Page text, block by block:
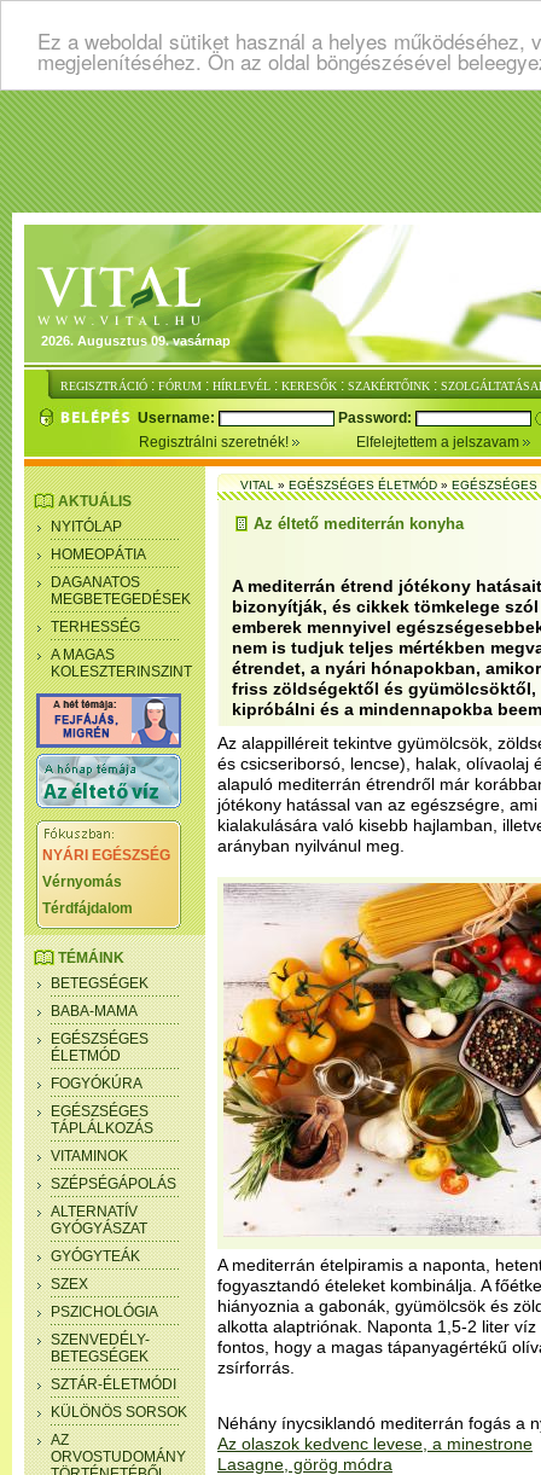
Ez a weboldal sütiket használ a helyes
megjelenítéséhez. Ön az oldal böngészésével
2026. Augusztus 09. vasárnap
REGISZTRÁCIÓ : FÓRUM : HÍRLEVÉL : KERESŐK : SZAKÉRTŐINK :
Username:
Password:
Regisztrálni szeretnék!
Elfelejtettem a jelszavam
AKTUÁLIS
NYITÓLAP
HOMEOPÁTIA
DAGANATOS
MEGBETEGEDÉSEK
TERHESSÉG
A MAGAS
KOLESZTERINSZINT
NYÁRI EGÉSZSÉG
Vérnyomás
Térdfájdalom
TÉMÁINK
BETEGSÉGEK
BABA-MAMA
EGÉSZSÉGES
ÉLETMÓD
FOGYÓKÚRA
EGÉSZSÉGES
TÁPLÁLKOZÁS
VITAMINOK
SZÉPSÉGÁPOLÁS
ALTERNATÍV
GYÓGYÁSZAT
GYÓGYTEÁK
SZEX
PSZICHOLÓGIA
SZENVEDÉLY-
BETEGSÉGEK
SZTÁR-ÉLETMÓDI
KÜLÖNÖS SORSOK
AZ
ORVOSTUDOMÁNY
VITAL»EGÉSZSÉGES ÉLETMÓD»
Az éltető mediterrán konyha
A mediterrán étrend jótékony
bizonyítják, és cikkek tömkelege
emberek mennyivel
nem is tudjuk teljes mértékben
étrendet, a nyári hónapokban,
friss zöldségektől és gyümölcsöktől,
kipróbálni és a mindennapokba
Az alappilléreit tekintve gyümölcsök,
és csicseriborsó, lencse), halak, olívaolaj
alapuló mediterrán étrendről már
jótékony hatással van az egészségre,
kialakulására való kisebb hajlamban,
arányban nyilvánul meg.
A mediterrán ételpiramis a naponta,
fogyasztandó ételeket kombinálja. A
hiányoznia a gabonák, gyümölcsök és
alkotta alaptriónak. Naponta 1,5-2 liter
fontos, hogy a magas tápanyagértékű
zsírforrás.
Néhány ínycsiklandó mediterrán fogás a
Az olaszok kedvenc levese, a minestrone
Lasagne, görög módra